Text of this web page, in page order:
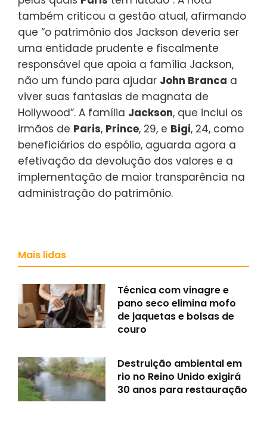
também criticou a gestão atual, afirmando
que “o patrimônio dos Jackson deveria ser
uma entidade prudente e fiscalmente
responsável que apoia a família Jackson,
não um fundo para ajudar John Branca a
viver suas fantasias de magnata de
Hollywood”. A família Jackson, que inclui os
irmãos de Paris, Prince, 29, e Bigi, 24, como
beneficiários do espólio, aguarda agora a
efetivação da devolução dos valores e a
implementação de maior transparência na
administração do patrimônio.
Mais lidas
Técnica com vinagre e
pano seco elimina mofo
de jaquetas e bolsas de
couro
Destruição ambiental em
rio no Reino Unido exigirá
30 anos para restauração